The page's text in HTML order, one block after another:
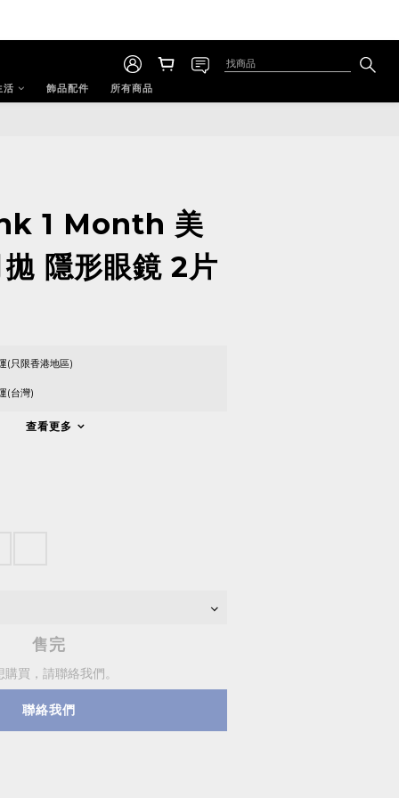
活 飾品配件 所有商品
1 Month 美
隱形眼鏡 2片
(只限香港地區)
(台灣)
查看更多
售完
購買，請聯絡我們。
聯絡我們